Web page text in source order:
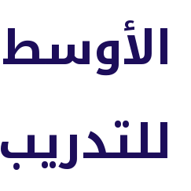
الأوسط
للتدريب